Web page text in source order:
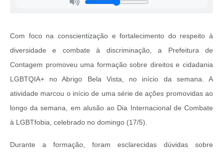
Com foco na conscientização e fortalecimento do respeito à
diversidade e combate à discriminação, a Prefeitura de
Contagem promoveu uma formação sobre direitos e cidadania
LGBTQIA+ no Abrigo Bela Vista, no início da semana. A
atividade marcou o início de uma série de ações promovidas ao
longo da semana, em alusão ao Dia Internacional de Combate
à LGBTfobia, celebrado no domingo (17/5).
Durante a formação, foram esclarecidas dúvidas sobre